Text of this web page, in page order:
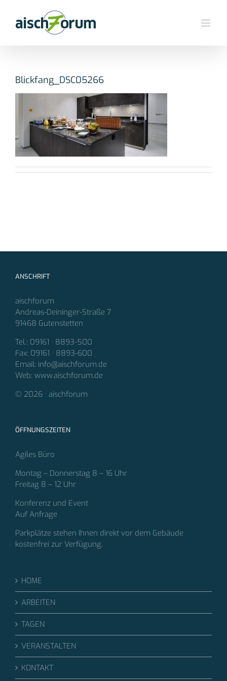
springen
Blickfang_DSC05266
ANSCHRIFT
aischforum
Andreas-Deininger-Straße 7
91468 Gutenstetten
Tel.: 09161 · 8893-500
Fax: 09161 · 8893-600
Email: info@aischforum.de
Web: www.aischforum.de
© 2026 · aischforum
ÖFFNUNGSZEITEN
Agiles Büro
Montag – Donnerstag 8 – 16 Uhr
Freitag 8 – 12 Uhr
Konferenz und Event
Auf Anfrage
Parkplätze stehen Ihnen direkt vor dem Gebäude
kostenfrei zur Verfügung.
HOME
ARBEITEN
TAGEN
VERANSTALTEN
KONTAKT